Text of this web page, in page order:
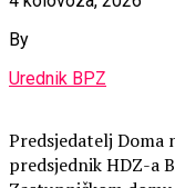
By
Urednik BPZ
Predsjedatelj Doma
predsjednik HDZ-a